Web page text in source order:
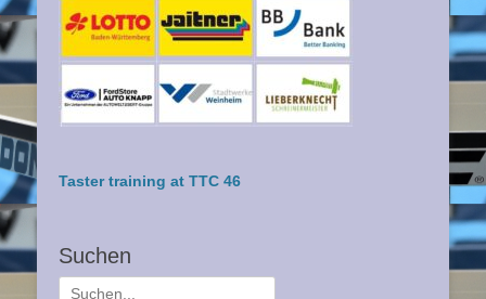
Taster training at TTC 46
Suchen
Suche